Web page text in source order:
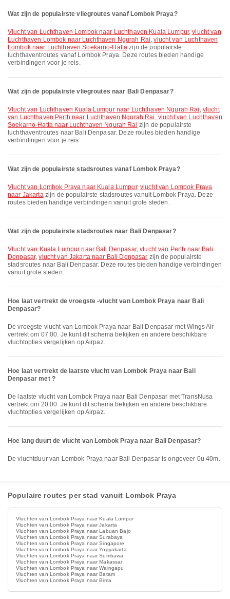
Wat zijn de populairste vliegroutes vanaf Lombok Praya?
vlucht van Luchthaven Lombok naar Luchthaven Kuala Lumpur,vlucht van
Luchthaven Lombok naar Luchthaven Ngurah Rai,vlucht van Luchthaven
Lombok naar Luchthaven Soekarno-Hatta zijn de populairste
luchthaventroutes vanaf Lombok Praya. Deze routes bieden handige
verbindingen voor je reis.
Wat zijn de populairste vliegroutes naar Bali Denpasar?
vlucht van Luchthaven Kuala Lumpur naar Luchthaven Ngurah Rai , vlucht
van Luchthaven Perth naar Luchthaven Ngurah Rai , vlucht van Luchthaven
Soekarno-Hatta naar Luchthaven Ngurah Rai zijn de populairste
luchthaventroutes naar Bali Denpasar. Deze routes bieden handige
verbindingen voor je reis.
Wat zijn de populairste stadsroutes vanaf Lombok Praya?
vlucht van Lombok Praya naar Kuala Lumpur,vlucht van Lombok Praya
naar Jakartazijn de populairste stadsroutes vanuit Lombok Praya. Deze
routes bieden handige verbindingen vanuit grote steden.
Wat zijn de populairste stadsroutes naar Bali Denpasar?
vlucht van Kuala Lumpur naar Bali Denpasar,vlucht van Perth naar Bali
Denpasar,vlucht van Jakarta naar Bali Denpasar zijn de populairste
stadsroutes naar Bali Denpasar. Deze routes bieden handige verbindingen
vanuit grote steden.
Hoe laat vertrekt de vroegste -vlucht van Lombok Praya naar Bali
Denpasar?
De vroegste vlucht van Lombok Praya naar Bali Denpasar met Wings Air
vertrekt om 07:00. Je kunt dit schema bekijken en andere beschikbare
vluchtopties vergelijken op Airpaz.
Hoe laat vertrekt de laatste vlucht van Lombok Praya naar Bali
Denpasar met ?
De laatste vlucht van Lombok Praya naar Bali Denpasar met TransNusa
vertrekt om 20:00. Je kunt dit schema bekijken en andere beschikbare
vluchtopties vergelijken op Airpaz.
Hoe lang duurt de vlucht van Lombok Praya naar Bali Denpasar?
De vluchtduur van Lombok Praya naar Bali Denpasar is ongeveer 0u 40m.
Populaire routes per stad vanuit Lombok Praya
Vluchten van Lombok Praya naar Kuala Lumpur
Vluchten van Lombok Praya naar Jakarta
Vluchten van Lombok Praya naar Labuan Bajo
Vluchten van Lombok Praya naar Surabaya
Vluchten van Lombok Praya naar Singapore
Vluchten van Lombok Praya naar Yogyakarta
Vluchten van Lombok Praya naar Sumbawa
Vluchten van Lombok Praya naar Makassar
Vluchten van Lombok Praya naar Waingapu
Vluchten van Lombok Praya naar Batam
Vluchten van Lombok Praya naar Bima